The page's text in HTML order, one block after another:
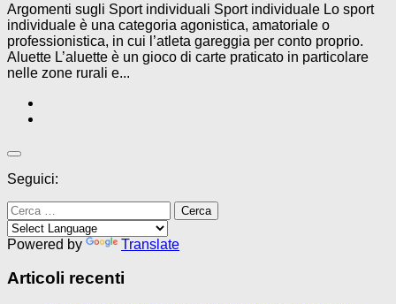
Argomenti sugli Sport individuali Sport individuale Lo sport
individuale è una categoria agonistica, amatoriale o
professionistica, in cui l’atleta gareggia per conto proprio.
Aluette L’aluette è un gioco di carte praticato in particolare
nelle zone rurali e...
Seguici:
Ricerca
per:
Powered by
Translate
Articoli recenti